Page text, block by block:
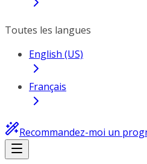
Toutes les langues
English (US)
Français
Recommandez-moi un